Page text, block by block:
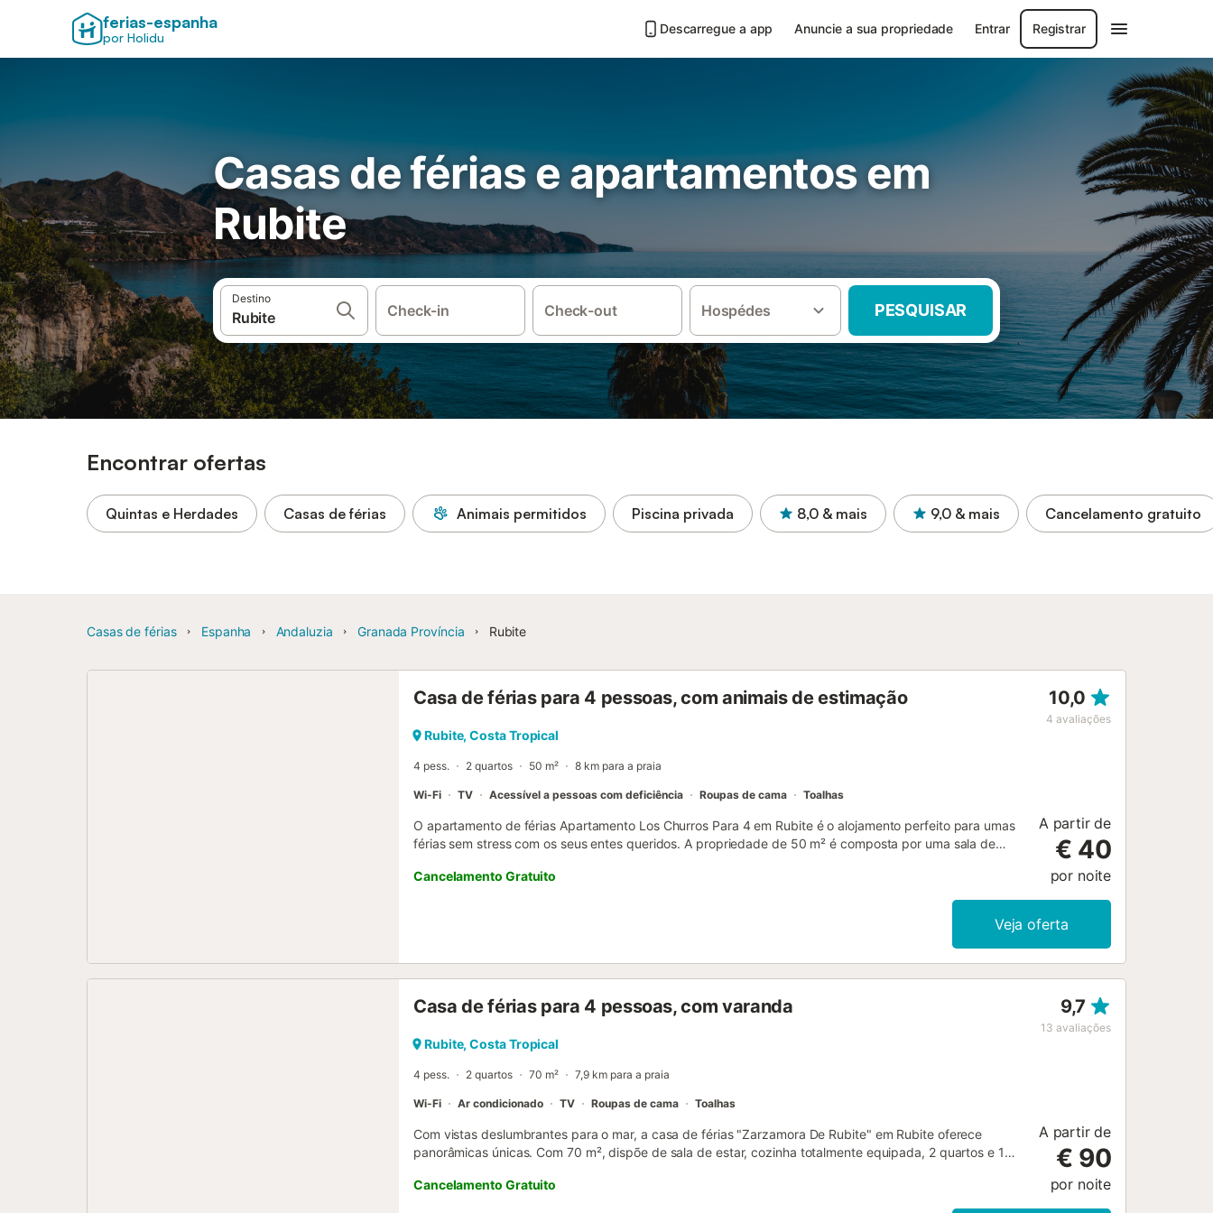
ferias-espanha
por Holidu
Descarregue a app Anuncie a sua propriedade Entrar Registrar
Casas de férias e apartamentos em
Rubite
Destino
Check-in Check-out Hospédes PESQUISAR
Encontrar ofertas
Quintas e Herdades Casas de férias Animais permitidos Piscina privada 8,0 & mais 9,0 & mais Cancelamento gratuito
Casas de férias Espanha Andaluzia Granada Província Rubite
Casa de férias para 4 pessoas, com animais de estimação 10,0
4 avaliações
Rubite, Costa Tropical
4 pess. 2 quartos 50 m² 8 km para a praia
Wi-Fi TV Acessível a pessoas com deficiência Roupas de cama Toalhas
O apartamento de férias Apartamento Los Churros Para 4 em Rubite é o alojamento perfeito para umas
férias sem stress com os seus entes queridos. A propriedade de 50 m² é composta por uma sala de
comodidades adicionais incluem Wi-Fi de alta velocidade (adequado para chamadas de vídeo), uma
televisão, bem como uma máquina de lavar roupa. Além disso, existem ventoinhas em todas as divisões,
estadia. Existe um campo de ténis a cerca de 15 minutos a pé da propriedade. É permitido um animal de
favor, note que poderá haver regulamentos governamentais sobre a água em vigor no momento da sua
torneira....
Cancelamento Gratuito
A partir de
€ 40
por noite
Veja oferta
Casa de férias para 4 pessoas, com varanda 9,7
13 avaliações
Rubite, Costa Tropical
4 pess. 2 quartos 70 m² 7,9 km para a praia
Wi-Fi Ar condicionado TV Roupas de cama Toalhas
Com vistas deslumbrantes para o mar, a casa de férias "Zarzamora De Rubite" em Rubite oferece
panorâmicas únicas. Com 70 m², dispõe de sala de estar, cozinha totalmente equipada, 2 quartos e 1
condicionado. No exterior, usufruem de um terraço privado mobilado e churrasqueira. A casa está
Cancelamento Gratuito
A partir de
€ 90
por noite